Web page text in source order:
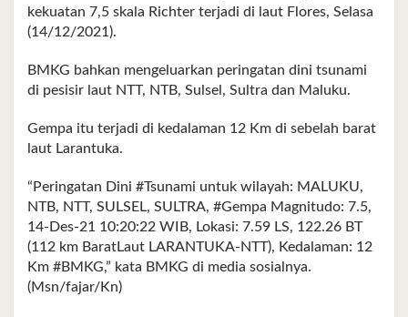
kekuatan 7,5 skala Richter terjadi di laut Flores, Selasa
(14/12/2021).
BMKG bahkan mengeluarkan peringatan dini tsunami
di pesisir laut NTT, NTB, Sulsel, Sultra dan Maluku.
Gempa itu terjadi di kedalaman 12 Km di sebelah barat
laut Larantuka.
“Peringatan Dini #Tsunami untuk wilayah: MALUKU,
NTB, NTT, SULSEL, SULTRA, #Gempa Magnitudo: 7.5,
14-Des-21 10:20:22 WIB, Lokasi: 7.59 LS, 122.26 BT
(112 km BaratLaut LARANTUKA-NTT), Kedalaman: 12
Km #BMKG,” kata BMKG di media sosialnya.
(Msn/fajar/Kn)